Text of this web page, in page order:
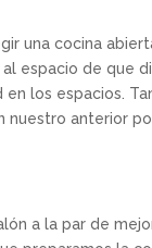
una cocina
espacio de que
los espacios.
nuestro anterior
a la par de